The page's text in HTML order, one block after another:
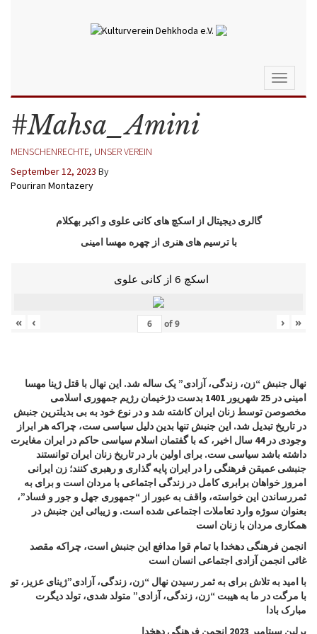
Toggle
#Mahsa_Amini
MENSCHENRECHTE, UNSER VEREIN
September 12, 2023 By
Pouriran Montazery
گالری دیجیتال از اسکچ های کانی علوی و اکبر بهکلام
با ترسیم های هنری از چهره مهسا امینی
اسکچ 6 از کانی علوی
« ‹ of9 › »
نهال جنبش “زن، زندگی، آزادی” یک ساله شد. این نهال با قتل ژینا مهسا
امینی در 25 شهریور 1401 بدست دژخیمان رژیم جمهوری اسلامی
مخصوصن توسط زنان ایران کاشته شد و در نوع خود به بی بدیلترین جنبش
در تاریخ تبدیل شد. این جنبش تنها بدین دلیل سیاسی ست، چراکه هر ابراز
وجودی در 44 سال اخیر، که با گفتمان اسلام سیاسی حاکم در ایران مغایرت
داشته باشد سیاسی ست. برای اولین بار در تاریخ زنان ایران توانستند
جنبشی عمیقن فرهنگی را در ایران پایه گذاری و رهبری کنند؛ زن ایرانی
امروز خواهان برابری کامل در زندگی اجتماعی با مردان است و برای به
ثمررساندن این خواسته، واقف به عبور از “جمهوری جهل و جور و فساد”،
بعنوان سوژه وارد تعاملات اجتماعی شده است. و زیبائی این جنبش در
همکاری مردان با زنان است
انجمن فرهنگی دهخدا با تمام قوا مدافع این جنبش است، چراکه مقصد
غائی انجمن آزادی اجتماعی انسان است
با امید به تلاش برای به ثمر رسیدن نهال “زن، زندگی، آزادی”ژینای عزیز، تو
با مرگت در ما به هیبت “زن، زندگی، آزادی” متولد شدی، تولد دیگرت
مبارک بادا
برلین سپتامبر 2023 انجمن فرهنگی دهخدا